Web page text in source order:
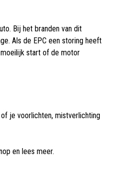
Bij het branden van dit
Als de EPC een storing heeft
start of de motor
je voorlichten, mistverlichting
en lees meer.